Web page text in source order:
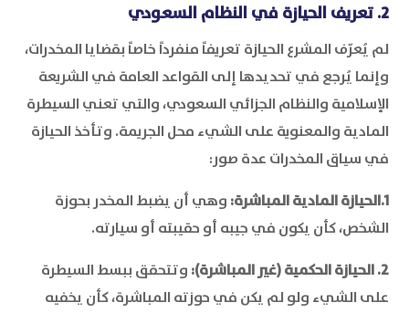
2. تعريف الحيازة في النظام السعودي
لم يُعرّف المشرع الحيازة تعريفاً منفرداً خاصاً بقضايا المخدرات،
وإنما يُرجع في تحديدها إلى القواعد العامة في الشريعة
الإسلامية والنظام الجزائي السعودي، والتي تعني السيطرة
المادية والمعنوية على الشيء محل الجريمة. وتأخذ الحيازة
في سياق المخدرات عدة صور:
1.الحيازة المادية المباشرة:
وهي أن يضبط المخدر بحوزة
الشخص، كأن يكون في جيبه أو حقيبته أو سيارته.
2. الحيازة الحكمية (غير المباشرة):
وتتحقق ببسط السيطرة
على الشيء ولو لم يكن في حوزته المباشرة، كأن يخفيه